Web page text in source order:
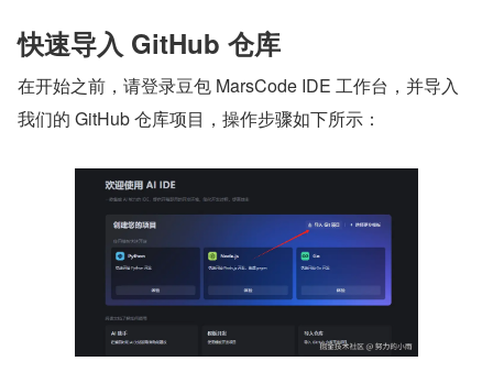
快速导入 GitHub 仓库
在开始之前，请登录豆包 MarsCode IDE 工作台，并导入
我们的 GitHub 仓库项目，操作步骤如下所示：